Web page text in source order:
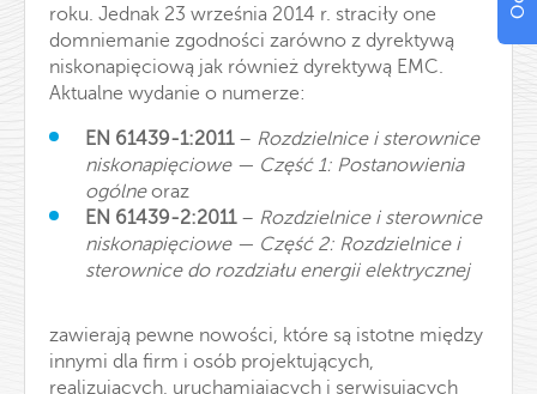
roku. Jednak 23 września 2014 r. straciły one
domniemanie zgodności zarówno z dyrektywą
niskonapięciową jak również dyrektywą EMC.
Aktualne wydanie o numerze:
EN 61439-1:2011– Rozdzielnice i sterownice
niskonapięciowe — Część 1: Postanowienia
ogólneoraz
EN 61439-2:2011– Rozdzielnice i sterownice
niskonapięciowe — Część 2: Rozdzielnice i
sterownice do rozdziału energii elektrycznej
zawierają pewne nowości, które są istotne między
innymi dla firm i osób projektujących,
realizujących, uruchamiających i serwisujących